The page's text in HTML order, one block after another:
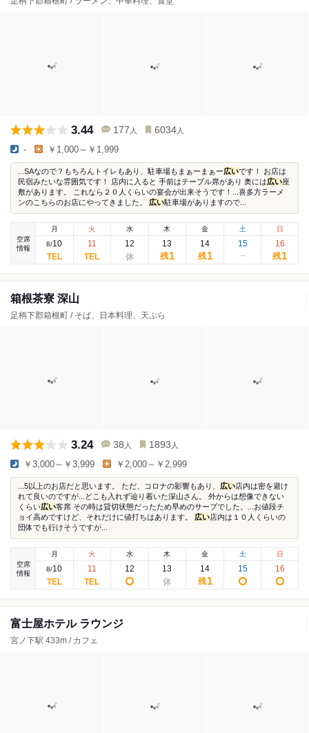
3.44 177 人 6034 人
- ￥1,000～￥1,999
...SAなので？もちろんトイレもあり、駐車場もまぁーまぁー広いです！ お店は
民宿みたいな雰囲気です！ 店内に入ると 手前はテーブル席があり 奥には広い座
敷があります。 これなら２０人くらいの宴会が出来そうです！...喜多方ラーメ
ンのこちらのお店にやってきました。 広い駐車場がありますので...
空席
情報
月
8/10
火
11
水
12
木
13
残1
金
14
残1
土
15
日
16
残1
箱根茶寮 深山
足柄下郡箱根町 / そば、日本料理、天ぷら
3.24 38 人 1893 人
￥3,000～￥3,999 ￥2,000～￥2,999
...5以上のお店だと思います。 ただ、コロナの影響もあり、 広い店内は密を避け
れて良いのですが...どこも入れず辿り着いた深山さん。 外からは想像できない
くらい広い客席 その時は貸切状態だったため早めのサーブでした。...お値段チ
ョイ高めですけど、それだけに値打ちはあります。 広い店内は１０人くらいの
団体でも行けそうですが...
空席
情報
月
8/10
火
11
水
12
木
13
金
14
残1
土
15
日
16
富士屋ホテル ラウンジ
宮ノ下駅 433m / カフェ